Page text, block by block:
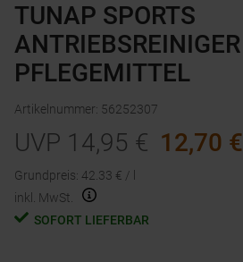
TUNAP SPORTS
ANTRIEBSREINIGER
PFLEGEMITTEL
Artikelnummer: 56252307
UVP 14,95 € 12,70 €
Grundpreis: 42.33 € /
inkl. MwSt.
SOFORT LIEFERBAR